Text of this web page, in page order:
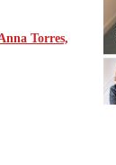
Torres,